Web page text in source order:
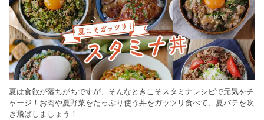
夏は食欲が落ちがちですが、そんなときこそスタミナレシピで元気をチ
ャージ！お肉や夏野菜をたっぷり使う丼をガッツリ食べて、夏バテを吹
き飛ばしましょう！